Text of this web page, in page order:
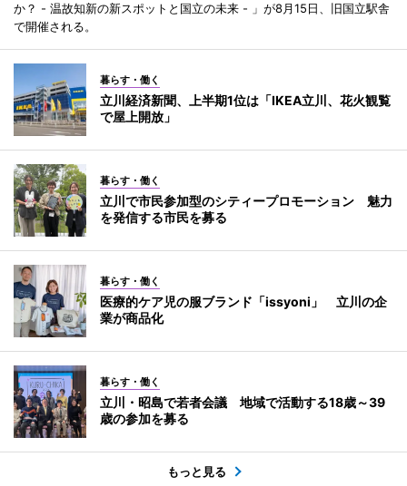
か？ - 温故知新の新スポットと国立の未来 - 」が8月15日、旧国立駅舎
で開催される。
暮らす・働く
立川経済新聞、上半期1位は「IKEA立川、花火観覧
で屋上開放」
暮らす・働く
立川で市民参加型のシティープロモーション 魅力
を発信する市民を募る
暮らす・働く
医療的ケア児の服ブランド「issyoni」 立川の企
業が商品化
暮らす・働く
立川・昭島で若者会議 地域で活動する18歳～39
歳の参加を募る
もっと見る